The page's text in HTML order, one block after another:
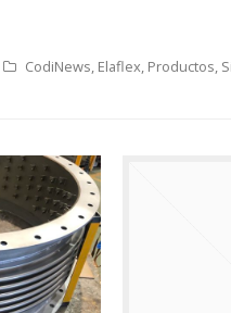
CodiNews, Elaflex, Productos,